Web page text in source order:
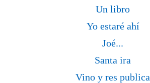
Un libro
Yo estaré ahí
Joé...
Santa ira
Vino y res publica